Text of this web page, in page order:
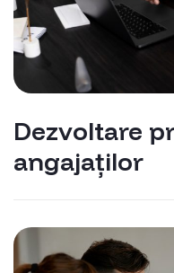
Dezvoltare
angajaților